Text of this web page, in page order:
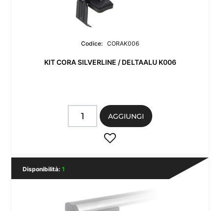
Codice: CORAK006
KIT CORA SILVERLINE / DELTAALU K006
Quantità
AGGIUNGI
Disponibilità: 1